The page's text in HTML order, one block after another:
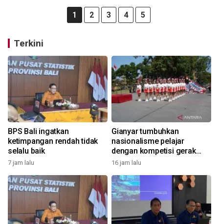
1 2 3 4 5
Terkini
BPS Bali ingatkan
ketimpangan rendah tidak
selalu baik
7 jam lalu
Gianyar tumbuhkan
nasionalisme pelajar
dengan kompetisi gerak
jalan
16 jam lalu